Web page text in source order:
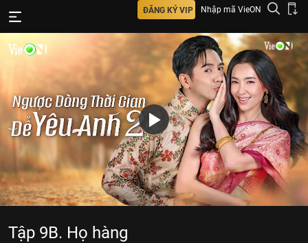
ĐĂNG KÝ VIP Nhập mã VieON
Tập 9B. Họ hàng